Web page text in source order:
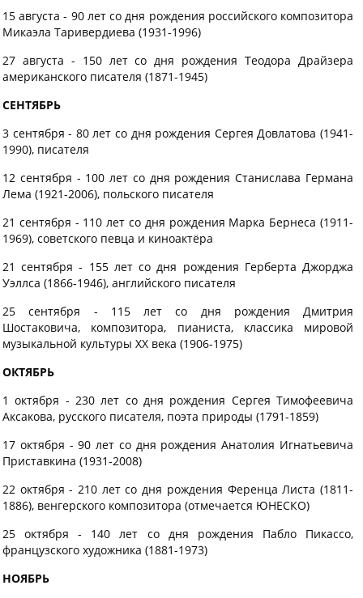
15 августа - 90 лет со дня рождения российского композитора
Микаэла Таривердиева (1931-1996)
27 августа - 150 лет со дня рождения Теодора Драйзера
американского писателя (1871-1945)
СЕНТЯБРЬ
3 сентября - 80 лет со дня рождения Сергея Довлатова (1941-
1990), писателя
12 сентября - 100 лет со дня рождения Станислава Германа
Лема (1921-2006), польского писателя
21 сентября - 110 лет со дня рождения Марка Бернеса (1911-
1969), советского певца и киноактёра
21 сентября - 155 лет со дня рождения Герберта Джорджа
Уэллса (1866-1946), английского писателя
25 сентября - 115 лет со дня рождения Дмитрия
Шостаковича, композитора, пианиста, классика мировой
музыкальной культуры ХХ века (1906-1975)
ОКТЯБРЬ
1 октября - 230 лет со дня рождения Сергея Тимофеевича
Аксакова, русского писателя, поэта природы (1791-1859)
17 октября - 90 лет со дня рождения Анатолия Игнатьевича
Приставкина (1931-2008)
22 октября - 210 лет со дня рождения Ференца Листа (1811-
1886), венгерского композитора (отмечается ЮНЕСКО)
25 октября - 140 лет со дня рождения Пабло Пикассо,
французского художника (1881-1973)
НОЯБРЬ